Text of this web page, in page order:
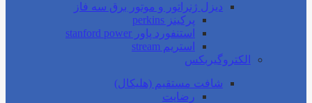
دیزل ژنراتور و موتور برق سه فاز
پرکینز perkins
استنفورد پاور stanford power
استریم stream
الکتروگیربکس
شافت مستقیم (هلیکال)
رضایت